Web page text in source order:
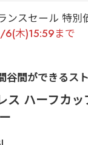
ンスセール 特別
6(木)15:59まで
谷間ができるス
ス ハーフカ